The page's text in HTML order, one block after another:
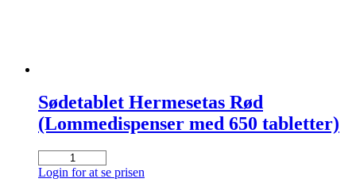
Sødetablet Hermesetas Rød
(Lommedispenser med 650 tabletter)
Sødetablet
Hermesetas
Login for at se prisen